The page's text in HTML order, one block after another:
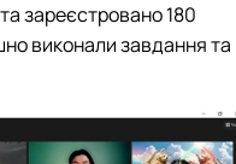
зареєстровано 180
виконали завдання та